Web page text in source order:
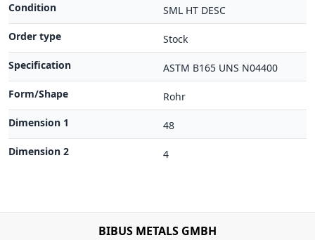
Condition
SML HT DESC
Order type
Stock
Specification
ASTM B165 UNS N04400
Form/Shape
Rohr
Dimension 1
48
Dimension 2
4
BIBUS METALS GMBH